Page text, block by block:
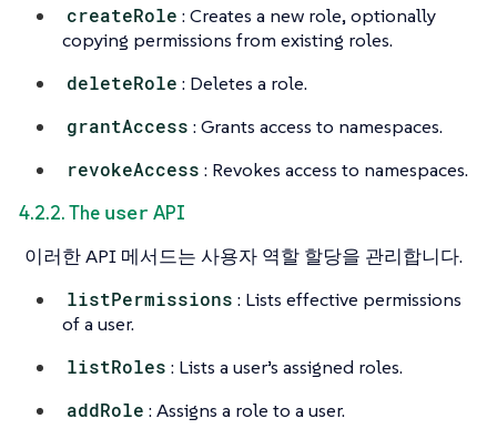
createRole : Creates a new role, optionally
copying permissions from existing roles.
deleteRole : Deletes a role.
grantAccess : Grants access to namespaces.
revokeAccess : Revokes access to namespaces.
4.2.2. The user API
이러한 API 메서드는 사용자 역할 할당을 관리합니다.
listPermissions : Lists effective permissions
of a user.
listRoles : Lists a user’s assigned roles.
addRole : Assigns a role to a user.